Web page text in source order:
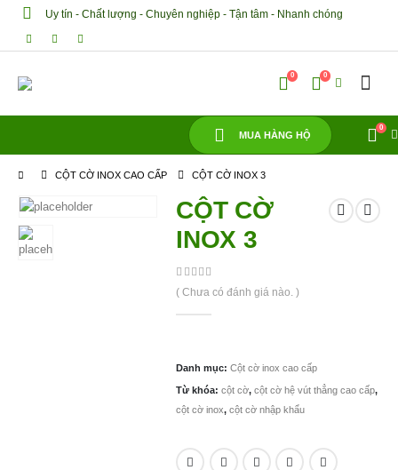
Uy tín - Chất lượng - Chuyên nghiệp - Tận tâm - Nhanh chóng
0 0
MUA HÀNG HỘ
0
CỘT CỜ INOX CAO CẤP CỘT CỜ INOX 3
CỘT CỜ
INOX 3
0out of 5
( Chưa có đánh giá nào. )
Danh mục:Cột cờ inox cao cấp
Từ khóa:cột cờ,cột cờ hệ vút thẳng cao cấp,
cột cờ inox,cột cờ nhập khẩu